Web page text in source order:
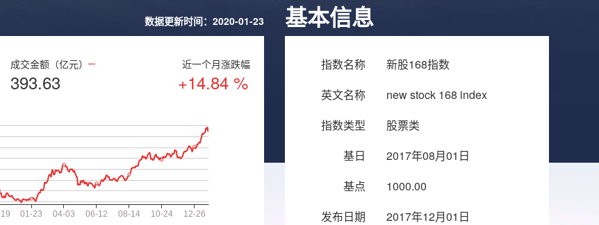
数据更新时间：2020-01-23
成交金额（亿元）
393.63
近一个月涨跌幅
+14.84 %
基本信息
指数名称
新股168指数
英文名称
new stock 168 index
指数类型
股票类
基日
2017年08月01日
基点
1000.00
发布日期
2017年12月01日